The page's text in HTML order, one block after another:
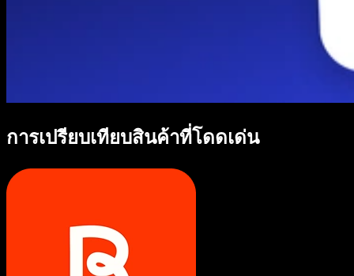
การเปรียบเทียบสินค้าที่โดดเด่น